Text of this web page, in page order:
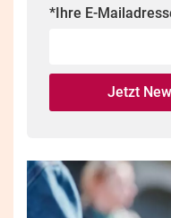
Do
this
*Ihre E-
Jetzt